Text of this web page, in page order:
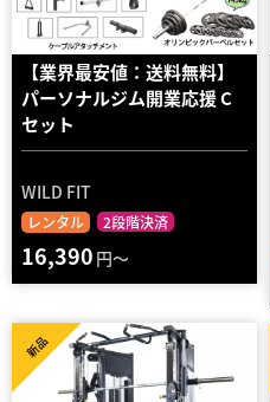
【業界最安値：送料無料】
パーソナルジム開業応援 C
セット
WILD FIT
レンタル 2段階決済
16,390 円～
新品